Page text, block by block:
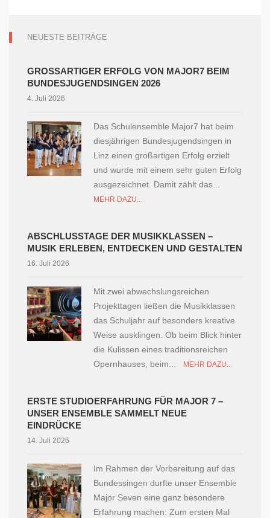
NEUESTE BEITRÄGE
GROSSARTIGER ERFOLG VON MAJOR7 BEIM B
UNDESJUGENDSINGEN 2026
4. Juli 2026
Das Schulensemble Major7 hat beim
diesjährigen Bundesjugendsingen in
Linz einen großartigen Erfolg erzielt
und wurde mit einem sehr guten Erfolg
ausgezeichnet. Damit zählt das...
MEHR DAZU...
ABSCHLUSSTAGE DER MUSIKKLASSEN –
MUSIK ERLEBEN, ENTDECKEN UND GESTALTEN
16. Juli 2026
Mit zwei abwechslungsreichen
Projekttagen ließen die Musikklassen
das Schuljahr auf besonders kreative
Weise ausklingen. Ob beim Blick hinter
die Kulissen eines traditionsreichen
Opernhauses, beim...
MEHR DAZU...
ERSTE STUDIOERFAHRUNG FÜR MAJOR 7 –
UNSER ENSEMBLE SAMMELT NEUE
EINDRÜCKE
14. Juli 2026
Im Rahmen der Vorbereitung auf das
Bundessingen durfte unser Ensemble
Major Seven eine ganz besondere
Erfahrung machen: Zum ersten Mal